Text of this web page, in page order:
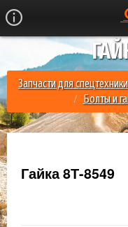
Запчасти для спецтехники
Болты и
Гайка 8Т-8549